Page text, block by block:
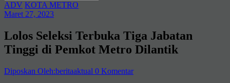
ADV KOTA METRO
Maret 27, 2023
Lolos Seleksi Terbuka Tiga Jabatan
Tinggi di Pemkot Metro Dilantik
Diposkan Oleh:beritaaktual 0 Komentar